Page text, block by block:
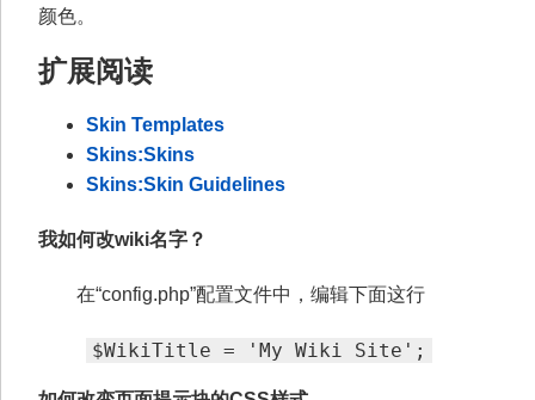
颜色。
扩展阅读
Skin Templates
Skins:Skins
Skins:Skin Guidelines
我如何改wiki名字？
在“config.php”配置文件中，编辑下面这行
$WikiTitle = 'My Wiki Site';